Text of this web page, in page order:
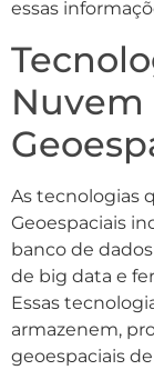
essas
Nuvem
As tecnologias
Geoespaciais
banco de
de big data e
Essas
armazenem,
geoespaciais